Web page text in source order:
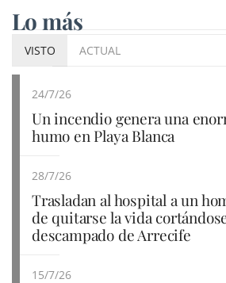
Lo más
VISTO ACTUAL
24/7/26
Un incendio genera una
humo en Playa Blanca
28/7/26
Trasladan al hospital a un
de quitarse la vida
descampado de Arrecife
15/7/26